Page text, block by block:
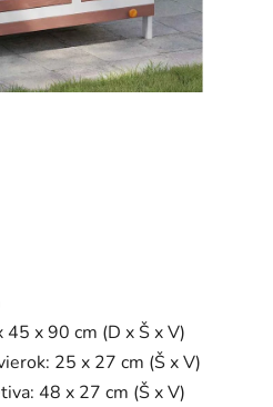
x 90 cm (D x Š x V)
25 x 27 cm (Š x V)
48 x 27 cm (Š x V)